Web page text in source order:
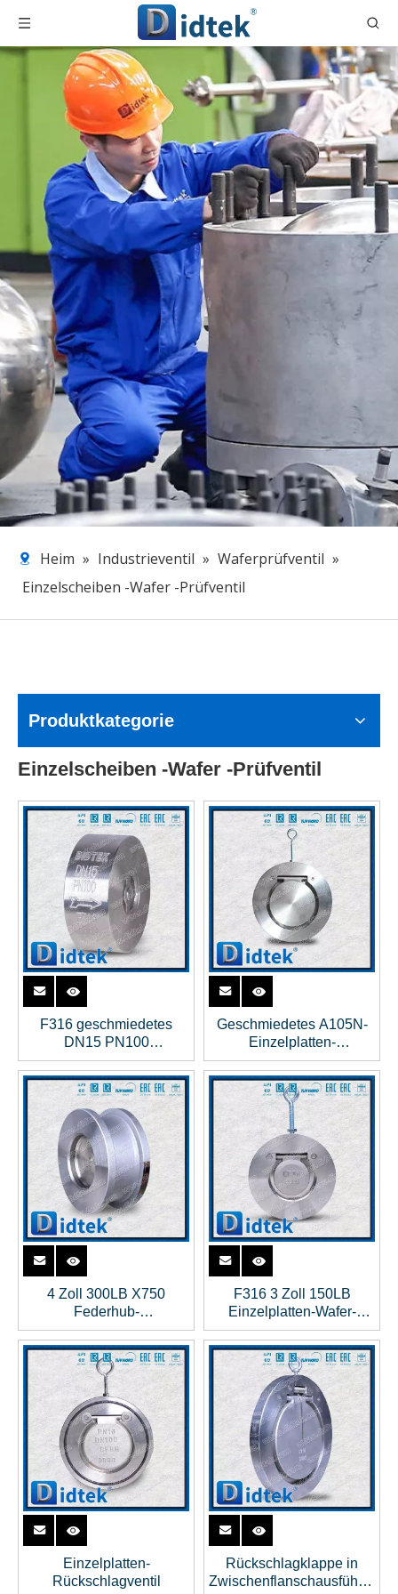
Heim » Industrieventil » Waferprüfventil »
Einzelscheiben -Wafer -Prüfventil
Produktkategorie
Einzelscheiben -Wafer -Prüfventil
F316 geschmiedetes
DN15 PN100
Einzelplatten-Hebe-
Wafer-Rückschlagventil
Geschmiedetes A105N-
Einzelplatten-
Rückschlagventil mit
Metalldichtung
4 Zoll 300LB X750
Federhub-
Rückschlagventil aus
Stahlguss
F316 3 Zoll 150LB
Einzelplatten-Wafer-
Rückschlagventil mit
Aufhängering
Einzelplatten-
Rückschlagventil
Rückschlagklappe in
Zwischenflanschausführung